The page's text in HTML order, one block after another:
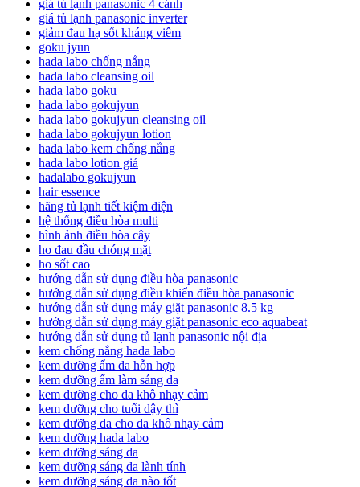
giá tủ lạnh panasonic 4 cánh
giá tủ lạnh panasonic inverter
giảm đau hạ sốt kháng viêm
goku jyun
hada labo chống nắng
hada labo cleansing oil
hada labo goku
hada labo gokujyun
hada labo gokujyun cleansing oil
hada labo gokujyun lotion
hada labo kem chống nắng
hada labo lotion giá
hadalabo gokujyun
hair essence
hãng tủ lạnh tiết kiệm điện
hệ thống điều hòa multi
hình ảnh điều hòa cây
ho đau đầu chóng mặt
ho sốt cao
hướng dẫn sử dụng điều hòa panasonic
hướng dẫn sử dụng điều khiển điều hòa panasonic
hướng dẫn sử dụng máy giặt panasonic 8.5 kg
hướng dẫn sử dụng máy giặt panasonic eco aquabeat
hướng dẫn sử dụng tủ lạnh panasonic nội địa
kem chống nắng hada labo
kem dưỡng ẩm da hỗn hợp
kem dưỡng ẩm làm sáng da
kem dưỡng cho da khô nhạy cảm
kem dưỡng cho tuổi dậy thì
kem dưỡng da cho da khô nhạy cảm
kem dưỡng hada labo
kem dưỡng sáng da
kem dưỡng sáng da lành tính
kem dưỡng sáng da nào tốt